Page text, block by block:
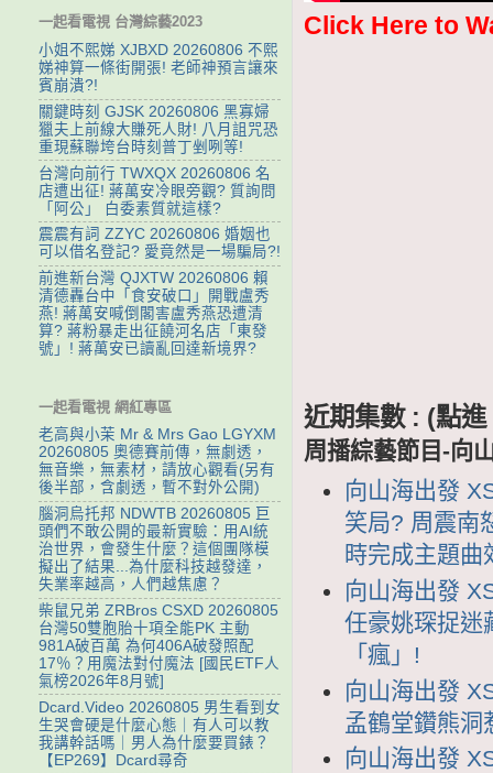
Click Here to
近期集數 : (點
周播綜藝節目-向
向山海出發
笑局? 周震南
時完成主題曲
向山海出發
任豪姚琛捉迷
「瘋」!
向山海出發
孟鶴堂鑽熊洞
向山海出發
一起看電視 台灣綜藝2023
小姐不熙娣 XJBXD 20260806 不熙
娣神算一條街開張! 老師神預言讓來
賓崩潰?!
關鍵時刻 GJSK 20260806 黑寡婦
獵夫上前線大賺死人財! 八月詛咒恐
重現蘇聯垮台時刻普丁剉咧等!
台灣向前行 TWXQX 20260806 名
店遭出征! 蔣萬安冷眼旁觀? 質詢問
「阿公」 白委素質就這樣?
震震有詞 ZZYC 20260806 婚姻也
可以借名登記? 愛竟然是一場騙局?!
前進新台灣 QJXTW 20260806 賴
清德轟台中「食安破口」開戰盧秀
燕! 蔣萬安喊倒閣害盧秀燕恐遭清
算? 蔣粉暴走出征饒河名店「東發
號」! 蔣萬安已讀亂回達新境界?
一起看電視 網紅專區
老高與小茉 Mr & Mrs Gao LGYXM
20260805 奧德賽前傳，無劇透，
無音樂，無素材，請放心觀看(另有
後半部，含劇透，暫不對外公開)
腦洞烏托邦 NDWTB 20260805 巨
頭們不敢公開的最新實驗：用AI統
治世界，會發生什麼？這個團隊模
擬出了結果...為什麼科技越發達，
失業率越高，人們越焦慮？
柴鼠兄弟 ZRBros CSXD 20260805
台灣50雙胞胎十項全能PK 主動
981A破百萬 為何406A破發照配
17％？用魔法對付魔法 [國民ETF人
氣榜2026年8月號]
Dcard.Video 20260805 男生看到女
生哭會硬是什麼心態｜有人可以教
我講幹話嗎｜男人為什麼要買錶？
【EP269】Dcard尋奇